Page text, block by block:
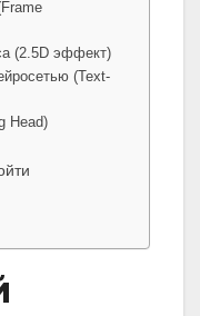
(2.5D эффект)
(Text-
Head)